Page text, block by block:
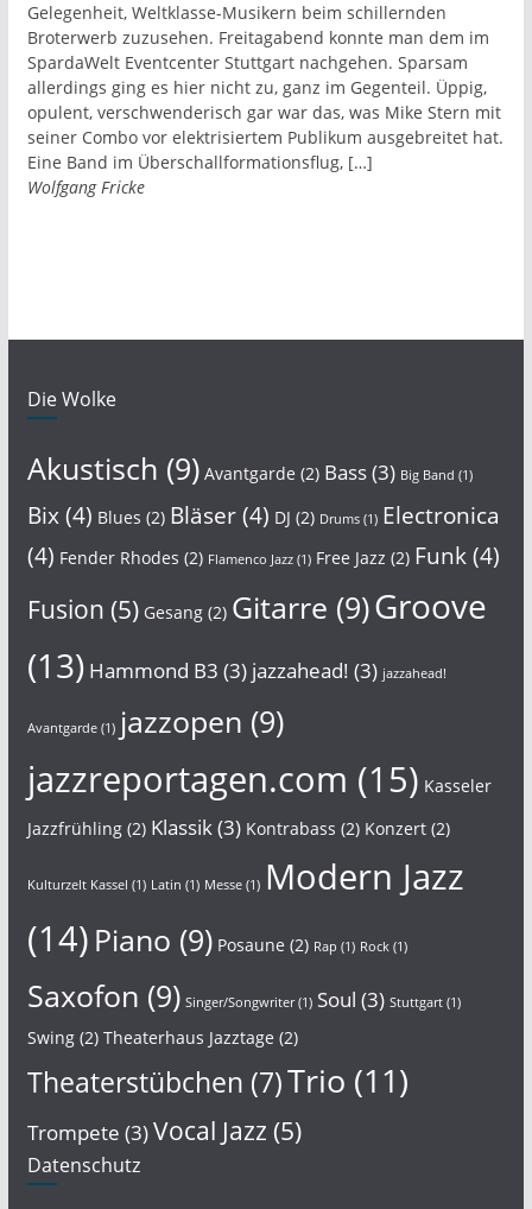
Gelegenheit, Weltklasse-Musikern beim schillernden
Broterwerb zuzusehen. Freitagabend konnte man dem im
SpardaWelt Eventcenter Stuttgart nachgehen. Sparsam
allerdings ging es hier nicht zu, ganz im Gegenteil. Üppig,
opulent, verschwenderisch gar war das, was Mike Stern mit
seiner Combo vor elektrisiertem Publikum ausgebreitet hat.
Eine Band im Überschallformationsflug, […]
Wolfgang Fricke
Die Wolke
Akustisch (9) Avantgarde (2) Bass(3) Big Band (1)
Bix(4) Blues (2) Bläser(4) DJ (2) Drums(1) Electronica
(4) Fender Rhodes (2) Flamenco Jazz(1) Free Jazz (2) Funk(4)
Fusion (5) Gesang(2) Gitarre (9)Groove
(13) Hammond B3 (3) jazzahead! (3) jazzahead!
Avantgarde(1) jazzopen (9)
jazzreportagen.com (15) Kasseler
Jazzfrühling(2) Klassik(3) Kontrabass (2) Konzert(2)
Kulturzelt Kassel (1) Latin (1) Messe(1) Modern Jazz
(14) Piano (9) Posaune (2) Rap (1) Rock(1)
Saxofon (9) Singer/Songwriter(1) Soul (3) Stuttgart(1)
Swing(2) Theaterhaus Jazztage (2)
Theaterstübchen (7)Trio (11)
Trompete (3)Vocal Jazz (5)
Datenschutz